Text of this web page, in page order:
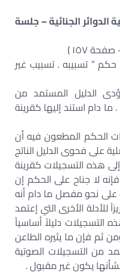
لسنة ٧٤ قضائية الدوائر الجنائية – جلسة
حكم ” تسبيبه . تسبيب غير
الدليل المستمد من
دام استند إليها كقرينة
الحكم المطعون فيه أن
على فحوى الدليل الناتج
هذه التسجيلات كقرينة
فإنه لا جناح على الحكم إن
نحو مفصل ما دام أنه
للأدلة الأخرى التي إعتمد
التسجيلات دليلاً أساسياً
ثم فإن ما يثيره الطاعن
من التسجيلات الصوتية
يكون غير مقبول .